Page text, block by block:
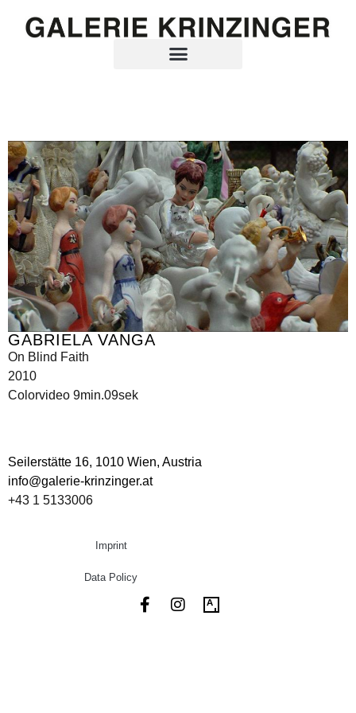
GABRIELA VANGA
On Blind Faith
2010
Colorvideo 9min.09sek
Seilerstätte 16, 1010 Wien, Austria
info@galerie-krinzinger.at
+43 1 5133006
Imprint
Data Policy